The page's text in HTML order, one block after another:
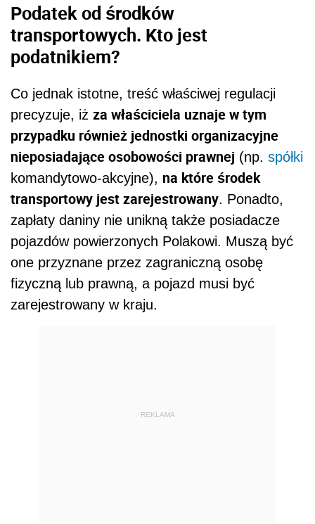
Podatek od środków
transportowych. Kto jest
podatnikiem?
Co jednak istotne, treść właściwej regulacji
precyzuje, iż za właściciela uznaje w tym
przypadku również jednostki organizacyjne
nieposiadające osobowości prawnej (np. spółki
komandytowo-akcyjne), na które środek
transportowy jest zarejestrowany. Ponadto,
zapłaty daniny nie unikną także posiadacze
pojazdów powierzonych Polakowi. Muszą być
one przyznane przez zagraniczną osobę
fizyczną lub prawną, a pojazd musi być
zarejestrowany w kraju.
REKLAMA